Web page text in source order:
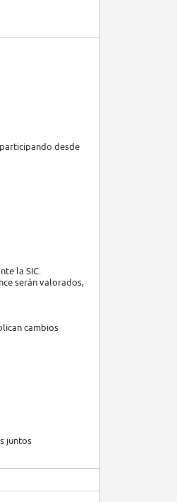
desde
la SIC.
serán valorados,
cambios
juntos